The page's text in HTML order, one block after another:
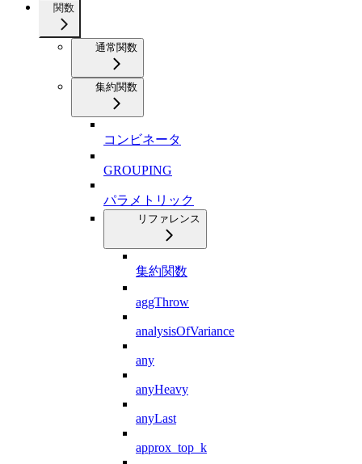
関数
通常関数
集約関数
コンビネータ
GROUPING
パラメトリック
リファレンス
集約関数
aggThrow
analysisOfVariance
any
anyHeavy
anyLast
approx_top_k